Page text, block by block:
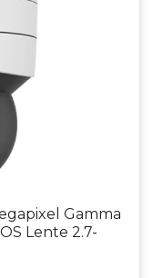
Gamma
Lente 2.7-
m WEB,